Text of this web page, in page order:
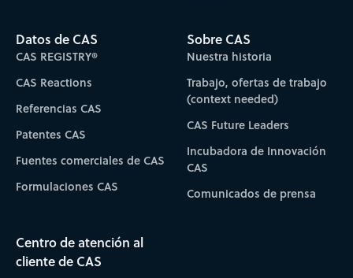
Datos de CAS
CAS REGISTRY®
CAS Reactions
Referencias CAS
Patentes CAS
Fuentes comerciales de CAS
Formulaciones CAS
Sobre CAS
Nuestra historia
Trabajo, ofertas de trabajo
(context needed)
CAS Future Leaders
Incubadora de Innovación
CAS
Comunicados de prensa
Centro de atención al
cliente de CAS